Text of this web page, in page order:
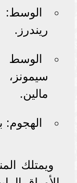
ريندرز.
مالين.
الهجوم:
ويمتلك